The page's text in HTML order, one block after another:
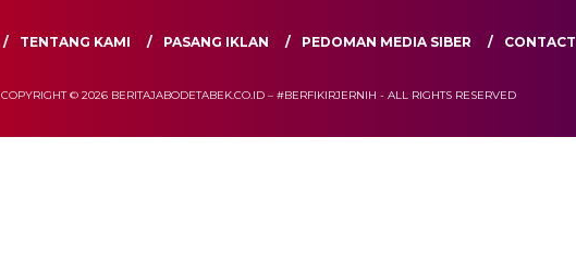
TENTANG KAMI PASANG IKLAN PEDOMAN MEDIA SIBER CONTACT
COPYRIGHT © 2026 BERITAJABODETABEK.CO.ID – #BERFIKIRJERNIH - ALL RIGHTS RESERVED